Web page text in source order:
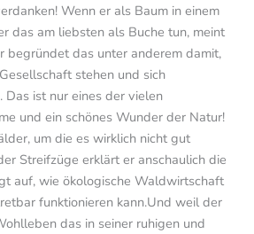
Wenn er als Baum in einem
das am liebsten als Buche tun, meint
begründet das unter anderem damit,
stehen und sich
Das ist nur eines der vielen
und ein schönes Wunder der Natur!
um die es wirklich nicht gut
Streifzüge erklärt er anschaulich die
auf, wie ökologische Waldwirtschaft
funktionieren kann.Und weil der
das in seiner ruhigen und